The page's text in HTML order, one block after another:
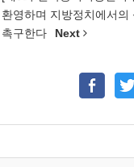
환영하며 지방정치에서
촉구한다
Next